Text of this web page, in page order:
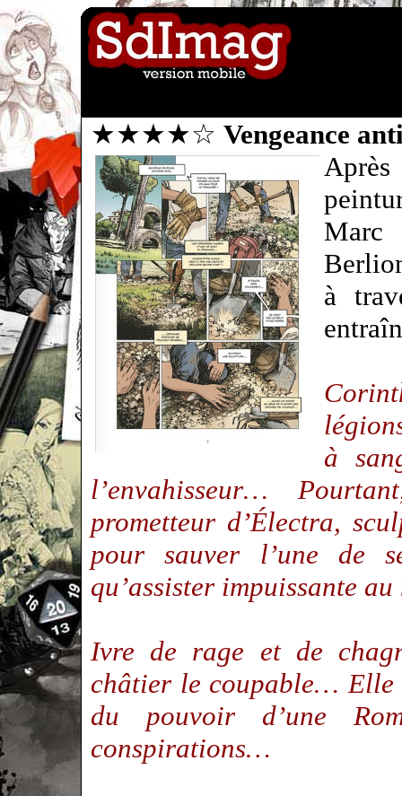
★★★★☆ Vengeance
à
à
l’envahisseur…
prometteur d’Électra,
pour sauver l’une de
qu’assister impuissante
Ivre de rage et de
châtier le coupable… Elle
du pouvoir d’une
conspirations…